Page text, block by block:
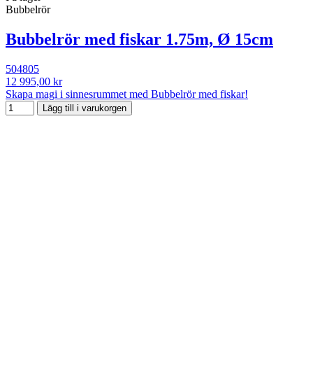
Bubbelrör
Bubbelrör med fiskar 1.75m, Ø 15cm
504805
12 995,00 kr
Skapa magi i sinnesrummet med Bubbelrör med fiskar!
Lägg till i varukorgen